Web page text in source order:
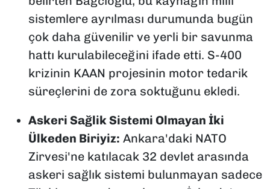
sistemlere ayrılması durumunda bugün
çok daha güvenilir ve yerli bir savunma
hattı kurulabileceğini ifade etti. S-400
krizinin KAAN projesinin motor tedarik
süreçlerini de zora soktuğunu ekledi.
Askeri Sağlik Sistemi Olmayan İki
Ülkeden Biriyiz: Ankara'daki NATO
Zirvesi'ne katılacak 32 devlet arasında
askeri sağlık sistemi bulunmayan sadece